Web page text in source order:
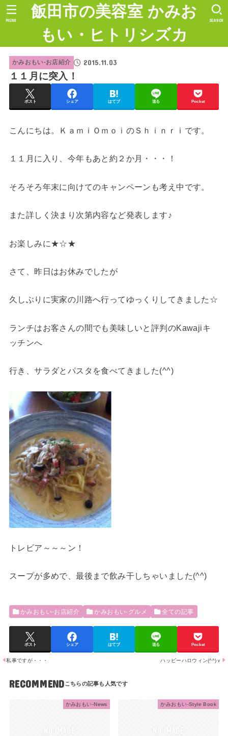
飯田市の美容室 かみお
もい・ヒトリシズカ
SEARCH
MENU
かみおもい-お店紹介 2015.11.03
１１月に突入！
ポスト シェア はてブ 送る Pocket
こんにちは。ＫａｍｉＯｍｏｉのＳｈｉｎｒｉです。
１１月に入り、今年もあと約２か月・・・！
そろそろ年末に向けてのキャンペーンも考え中です。
また詳しく決まり次第内容など発表します♪
お楽しみに★☆★
さて、昨日はお休みでしたが
久しぶりに実家の川路へ行ってゆっくりしてきました☆
ランチはお客さんの間でも美味しいと評判のKawajiキ
ッチンへ
行き、サラダとパスタを食べてきました(^^)
トレビア～～～ン！
スープが多めで、最後まで飲み干しちゃいました(^^)
かみおもい-お店紹介 かみおもい-グルメ 全ての記事
ポスト シェア はてブ 送る Pocket
私事ですが・・・ ハッピーハロウィン(^^)ｖ
RECOMMEND
かみおもい-News かみおもい-Style Book